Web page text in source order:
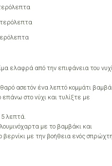
ελαφρά από την επιφάνεια του
ασετόν ένα λεπτό κομμάτι
στο νύχι και τυλίξτε με
λεπτά.
με το βαμβάκι και
με την βοήθεια ενός σπρώχτη